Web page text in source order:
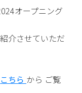
オープニング
介させていただ
こちら から ご覧